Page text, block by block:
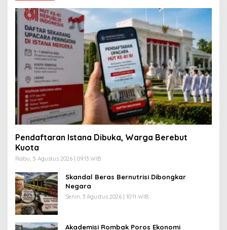
Pendaftaran Istana Dibuka, Warga Berebut
Kuota
Rabu, 5 Agustus 2026 | 09:13 WIB
Skandal Beras Bernutrisi Dibongkar
Negara
Senin, 3 Agustus 2026 | 10:11 WIB
Akademisi Rombak Poros Ekonomi